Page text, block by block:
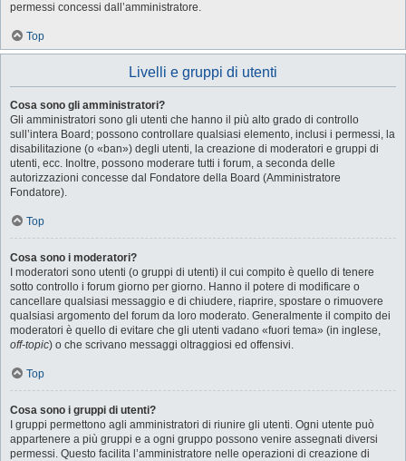
permessi concessi dall’amministratore.
Top
Livelli e gruppi di utenti
Cosa sono gli amministratori?
Gli amministratori sono gli utenti che hanno il più alto grado di controllo
sull’intera Board; possono controllare qualsiasi elemento, inclusi i permessi, la
disabilitazione (o «ban») degli utenti, la creazione di moderatori e gruppi di
utenti, ecc. Inoltre, possono moderare tutti i forum, a seconda delle
autorizzazioni concesse dal Fondatore della Board (Amministratore
Fondatore).
Top
Cosa sono i moderatori?
I moderatori sono utenti (o gruppi di utenti) il cui compito è quello di tenere
sotto controllo i forum giorno per giorno. Hanno il potere di modificare o
cancellare qualsiasi messaggio e di chiudere, riaprire, spostare o rimuovere
qualsiasi argomento del forum da loro moderato. Generalmente il compito dei
moderatori è quello di evitare che gli utenti vadano «fuori tema» (in inglese,
off-topic) o che scrivano messaggi oltraggiosi ed offensivi.
Top
Cosa sono i gruppi di utenti?
I gruppi permettono agli amministratori di riunire gli utenti. Ogni utente può
appartenere a più gruppi e a ogni gruppo possono venire assegnati diversi
permessi. Questo facilita l’amministratore nelle operazioni di creazione di